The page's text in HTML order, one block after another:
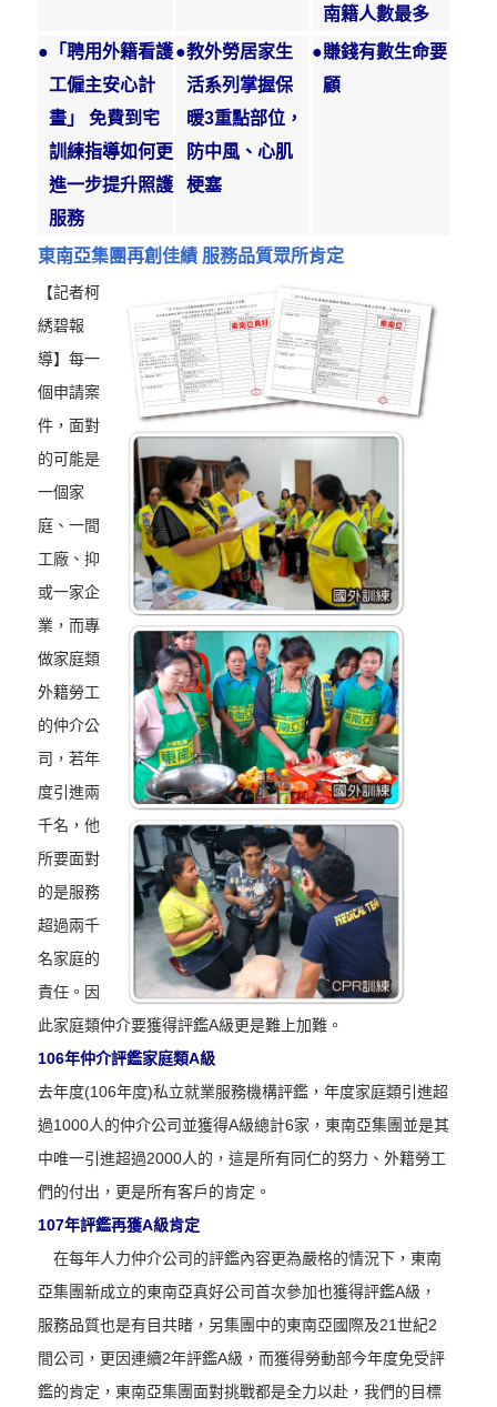
南籍人數最多
● 「聘用外籍看護
工僱主安心計
畫」 免費到宅
訓練指導如何更
進一步提升照護
服務
●教外勞居家生
活系列掌握保
暖3重點部位，
防中風、心肌
梗塞
●賺錢有數生命要
顧
東南亞集團再創佳績 服務品質眾所肯定
【記者柯
綉碧報
導】每一
個申請案
件，面對
的可能是
一個家
庭、一間
工廠、抑
或一家企
業，而專
做家庭類
外籍勞工
的仲介公
司，若年
度引進兩
千名，他
所要面對
的是服務
超過兩千
名家庭的
責任。因
此家庭類仲介要獲得評鑑A級更是難上加難。
106年仲介評鑑家庭類A級
去年度(106年度)私立就業服務機構評鑑，年度家庭類引進超
過1000人的仲介公司並獲得A級總計6家，東南亞集團並是其
中唯一引進超過2000人的，這是所有同仁的努力、外籍勞工
們的付出，更是所有客戶的肯定。
107年評鑑再獲A級肯定
在每年人力仲介公司的評鑑內容更為嚴格的情況下，東南
亞集團新成立的東南亞真好公司首次參加也獲得評鑑A級，
服務品質也是有目共睹，另集團中的東南亞國際及21世紀2
間公司，更因連續2年評鑑A級，而獲得勞動部今年度免受評
鑑的肯定，東南亞集團面對挑戰都是全力以赴，我們的目標